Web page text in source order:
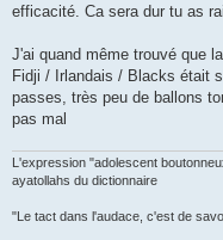
efficacité. Ca sera dur tu as
J'ai quand même trouvé que
Fidji / Irlandais / Blacks était
passes, très peu de ballons
pas mal
L'expression "adolescent
ayatollahs du dictionnaire
"Le tact dans l'audace, c'est de